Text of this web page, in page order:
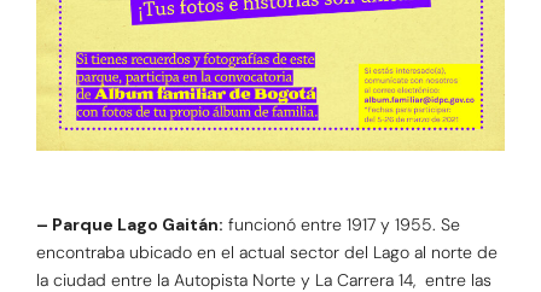
– Parque Lago Gaitán: funcionó entre 1917 y 1955. Se
encontraba ubicado en el actual sector del Lago al norte de
la ciudad entre la Autopista Norte y La Carrera 14, entre las